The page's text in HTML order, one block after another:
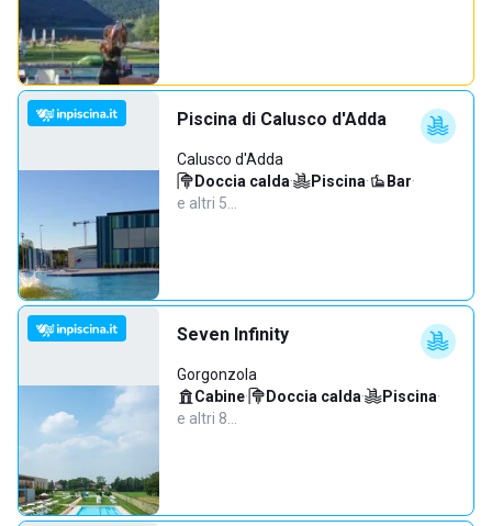
Piscina di Calusco d'Adda
Calusco d'Adda
Doccia calda· Piscina· Bar·
e altri 5…
Seven Infinity
Gorgonzola
Cabine· Doccia calda· Piscina·
e altri 8…